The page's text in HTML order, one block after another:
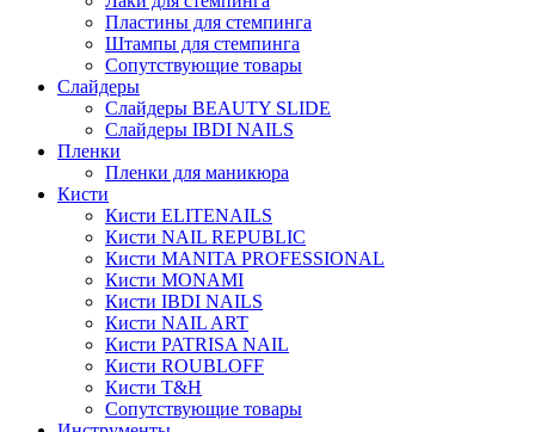
Пластины для стемпинга
Штампы для стемпинга
Сопутствующие товары
Слайдеры
Слайдеры BEAUTY SLIDE
Слайдеры IBDI NAILS
Пленки
Пленки для маникюра
Кисти
Кисти ELITENAILS
Кисти NAIL REPUBLIC
Кисти MANITA PROFESSIONAL
Кисти MONAMI
Кисти IBDI NAILS
Кисти NAIL ART
Кисти PATRISA NAIL
Кисти ROUBLOFF
Кисти T&H
Сопутствующие товары